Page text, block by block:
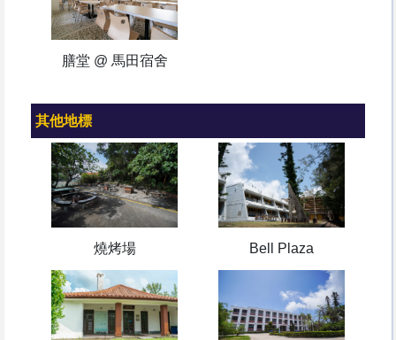
膳堂 @ 馬田宿舍
其他地標
燒烤場 Bell Plaza